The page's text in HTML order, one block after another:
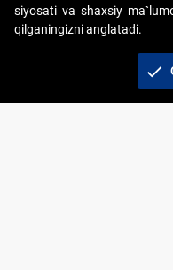
+998
siyosati va shaxsiy
qilganingizni anglatadi.
check